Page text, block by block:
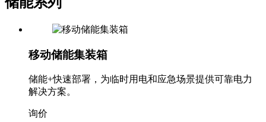
移动储能集装箱
储能+快速部署，为临时用电和应急场景提供可靠电力
解决方案。
询价